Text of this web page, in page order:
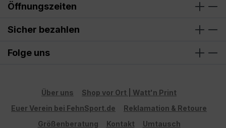
Öffnungszeiten
Sicher bezahlen
Folge uns
Über uns
Shop vor Ort | Watt'n Print
Euer Verein bei FehnSport.de
Reklamation & Retoure
Größenberatung
Kontakt Umtausch